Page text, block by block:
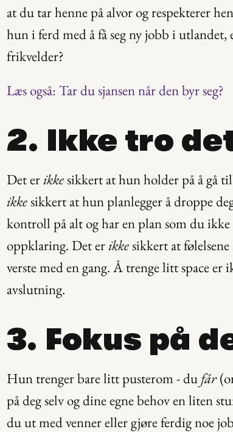
at du tar henne på alvor og respekterer
hun i ferd med å få seg ny jobb i
frikvelder?
Læs også: Tar du sjansen når den byr seg?
2. Ikke tro
Det er ikke
ikke sikkert at hun planlegger å droppe
kontroll på alt og har en plan som du ikke
oppklaring. Det er ikke sikkert at
verste med en gang. Å trenge litt space
avslutning.
3. Fokus på
Hun trenger bare litt pusterom - du får
på deg selv og dine egne behov en liten
du ut med venner eller gjøre ferdig noe